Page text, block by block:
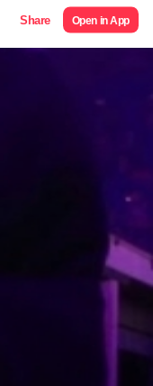
Share Open in App